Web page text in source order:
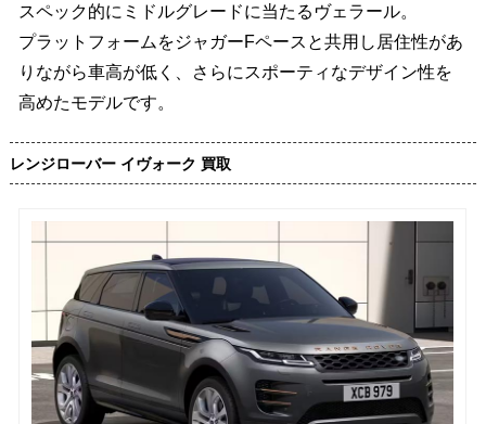
スペック的にミドルグレードに当たるヴェラール。
プラットフォームをジャガーFペースと共用し居住性があ
りながら車高が低く、さらにスポーティなデザイン性を
高めたモデルです。
レンジローバー イヴォーク 買取